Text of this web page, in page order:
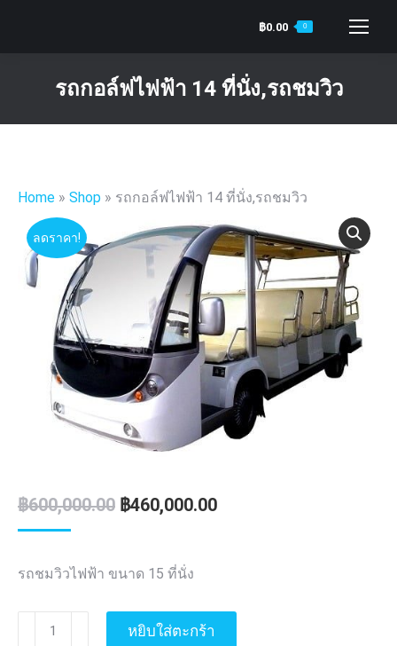
฿0.00 0
Search:
รถกอล์ฟไฟฟ้า 14 ที่นั่ง,รถชมวิว
Home » Shop » รถกอล์ฟไฟฟ้า 14 ที่นั่ง,รถชมวิว
ลดราคา!
฿600,000.00 Original
฿600,000.00.
฿460,000.00Current
รถชมวิวไฟฟ้า ขนาด 15 ที่นั่ง
หยิบใส่ตะกร้า